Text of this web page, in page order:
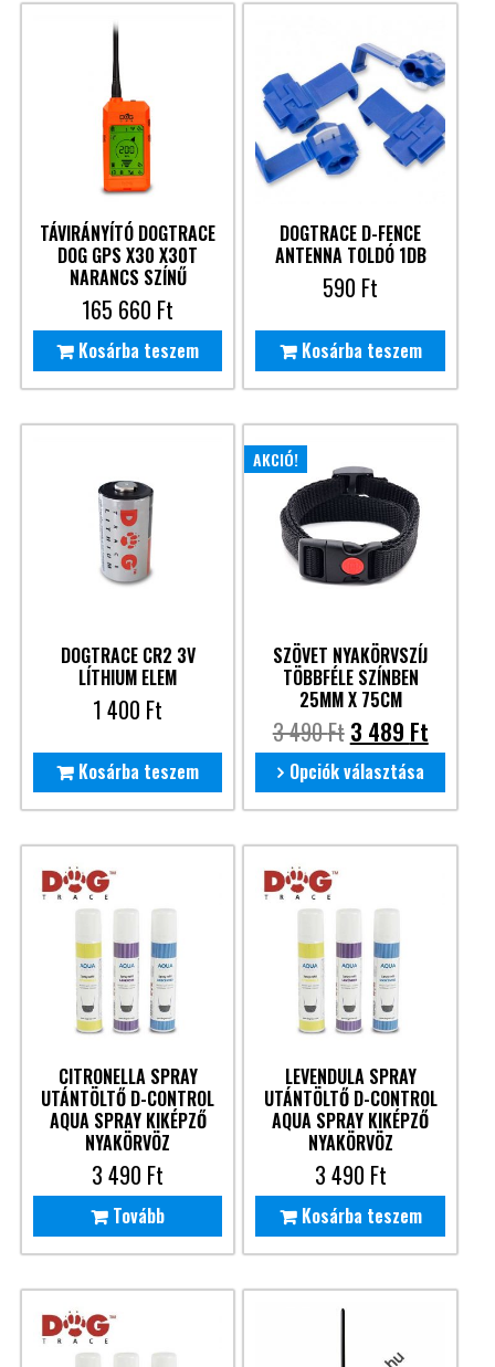
TÁVIRÁNYÍTÓ DOGTRACE
DOG GPS X30 X30T
NARANCS SZÍNŰ
165 660 Ft
Kosárba teszem
DOGTRACE D-FENCE
ANTENNA TOLDÓ 1DB
590 Ft
Kosárba teszem
DOGTRACE CR2 3V
LÍTHIUM ELEM
1 400 Ft
Kosárba teszem
AKCIÓ!
SZÖVET NYAKÖRVSZÍJ
TÖBBFÉLE SZÍNBEN
25MM X 75CM
3 490Ft 3 489 Ft
Opciók választása
CITRONELLA SPRAY
UTÁNTÖLTŐ D-CONTROL
AQUA SPRAY KIKÉPZŐ
NYAKÖRVÖZ
3 490 Ft
Tovább
LEVENDULA SPRAY
UTÁNTÖLTŐ D-CONTROL
AQUA SPRAY KIKÉPZŐ
NYAKÖRVÖZ
3 490 Ft
Kosárba teszem